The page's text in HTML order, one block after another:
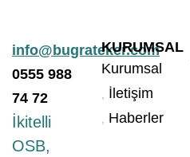
info@bugrateker.com
0555 988
74 72
İkitelli
OSB,
KURUMSAL
Kurumsal
İletişim
Haberler